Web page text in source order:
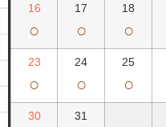
16
○
17
○
18
○
23
○
24
○
25
○
30 31